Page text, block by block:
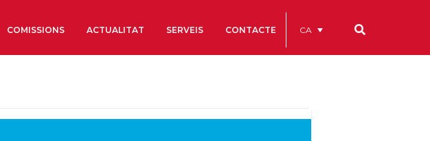
COMISSIONS ACTUALITAT SERVEIS CONTACTE CA